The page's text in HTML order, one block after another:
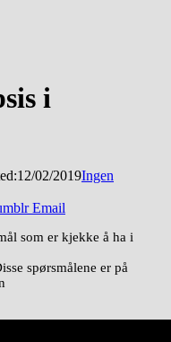
i
12/02/2019Ingen
Email
som er kjekke å ha i
spørsmålene er på